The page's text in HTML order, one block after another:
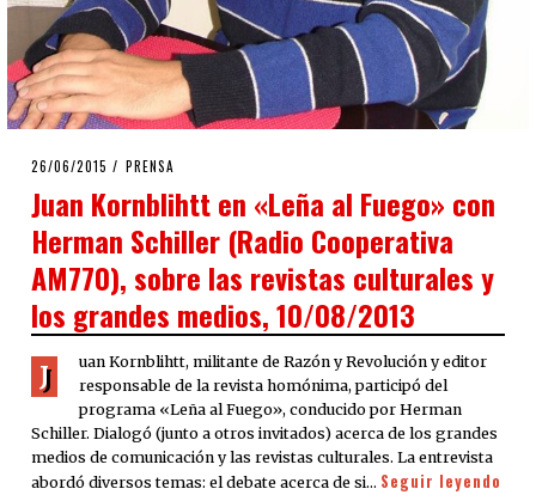
POSTED
26/06/2015 30/06/2015
PRENSA
Juan Kornblihtt en «Leña al Fuego» con
Herman Schiller (Radio Cooperativa
AM770), sobre las revistas culturales y
los grandes medios, 10/08/2013
J
uan Kornblihtt, militante de Razón y Revolución y editor
responsable de la revista homónima, participó del
programa «Leña al Fuego», conducido por Herman
Schiller. Dialogó (junto a otros invitados) acerca de los grandes
medios de comunicación y las revistas culturales. La entrevista
abordó diversos temas: el debate acerca de si… Seguir leyendo